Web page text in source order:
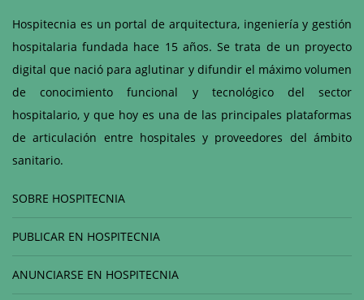
Hospitecnia es un portal de arquitectura, ingeniería y gestión
hospitalaria fundada hace 15 años. Se trata de un proyecto
digital que nació para aglutinar y difundir el máximo volumen
de conocimiento funcional y tecnológico del sector
hospitalario, y que hoy es una de las principales plataformas
de articulación entre hospitales y proveedores del ámbito
sanitario.
SOBRE HOSPITECNIA
PUBLICAR EN HOSPITECNIA
ANUNCIARSE EN HOSPITECNIA